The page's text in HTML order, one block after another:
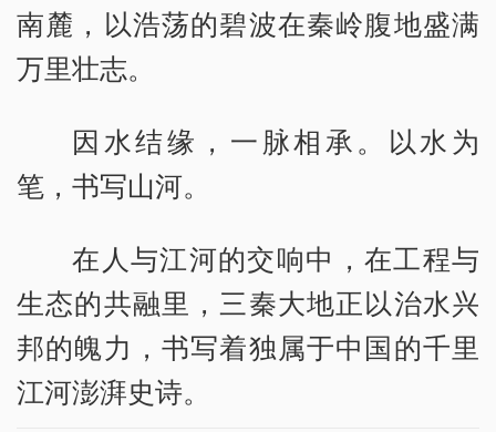
南麓，以浩荡的碧波在秦岭腹地盛满
万里壮志。
因水结缘，一脉相承。以水为
笔，书写山河。
在人与江河的交响中，在工程与
生态的共融里，三秦大地正以治水兴
邦的魄力，书写着独属于中国的千里
江河澎湃史诗。